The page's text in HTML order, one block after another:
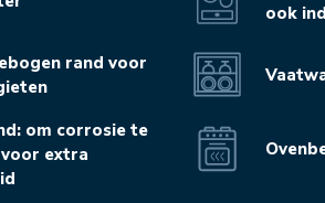
rand voor
om corrosie te
extra
ook